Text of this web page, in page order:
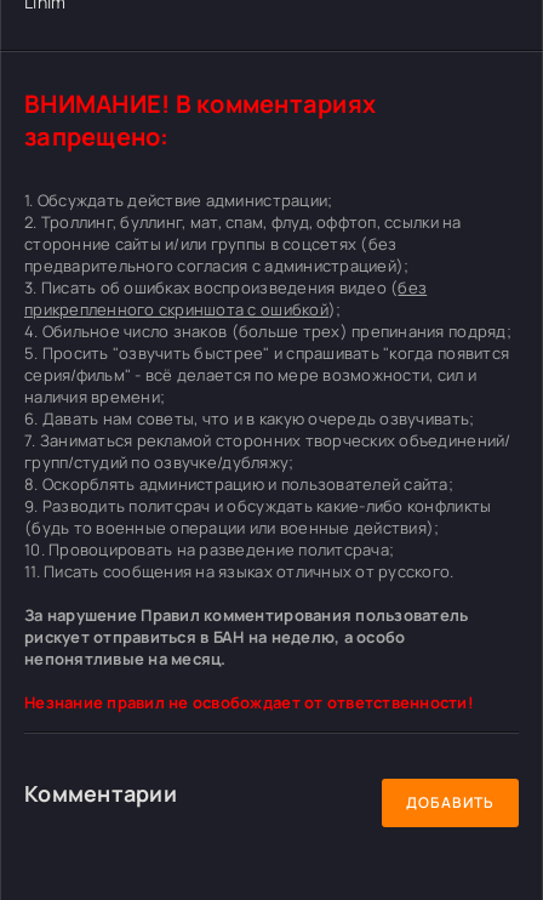
ВНИМАНИЕ! В комментариях
запрещено:
1. Обсуждать действие администрации;
2. Троллинг, буллинг, мат, спам, флуд, оффтоп, ссылки на
сторонние сайты и/или группы в соцсетях (без
предварительного согласия с администрацией);
3. Писать об ошибках воспроизведения видео (без
прикрепленного скриншота с ошибкой);
4. Обильное число знаков (больше трех) препинания подряд;
5. Просить "озвучить быстрее" и спрашивать "когда появится
серия/фильм" - всё делается по мере возможности, сил и
наличия времени;
6. Давать нам советы, что и в какую очередь озвучивать;
7. Заниматься рекламой сторонних творческих объединений/
групп/студий по озвучке/дубляжу;
8. Оскорблять администрацию и пользователей сайта;
9. Разводить политсрач и обсуждать какие-либо конфликты
(будь то военные операции или военные действия);
10. Провоцировать на разведение политсрача;
11. Писать сообщения на языках отличных от русского.
За нарушение Правил комментирования пользователь
рискует отправиться в БАН на неделю, а особо
непонятливые на месяц.
Незнание правил не освобождает от ответственности!
Комментарии ДОБАВИТЬ